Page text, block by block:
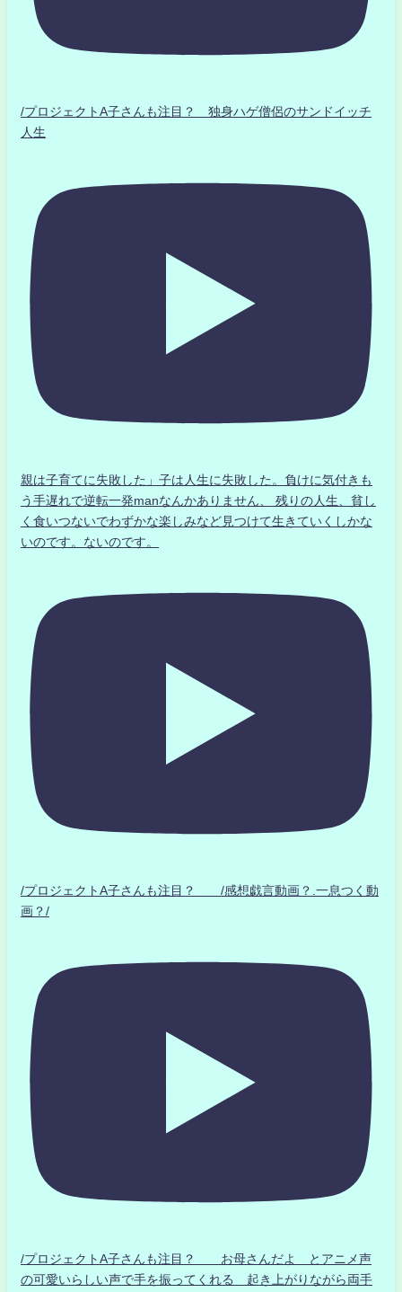
/プロジェクトA子さんも注目？ 独身ハゲ僧侶のサンドイッチ
人生
親は子育てに失敗した」子は人生に失敗した。負けに気付きも
う手遅れで逆転一発manなんかありません、 残りの人生、貧し
く食いつないでわずかな楽しみなど見つけて生きていくしかな
いのです。ないのです。
/プロジェクトA子さんも注目？ /感想戯言動画？.一息つく動
画？/
/プロジェクトA子さんも注目？ お母さんだよ とアニメ声
の可愛いらしい声で手を振ってくれる 起き上がりながら両手